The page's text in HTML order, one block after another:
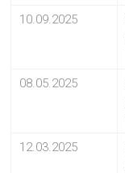
10.09.2025
08.05.2025
12.03.2025